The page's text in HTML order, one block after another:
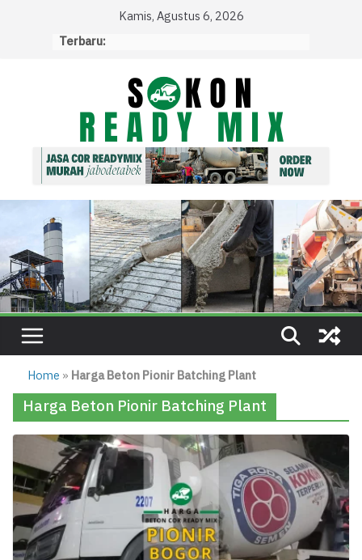
Kamis, Agustus 6, 2026
Terbaru:
Home » Harga Beton Pionir Batching Plant
Harga Beton Pionir Batching Plant